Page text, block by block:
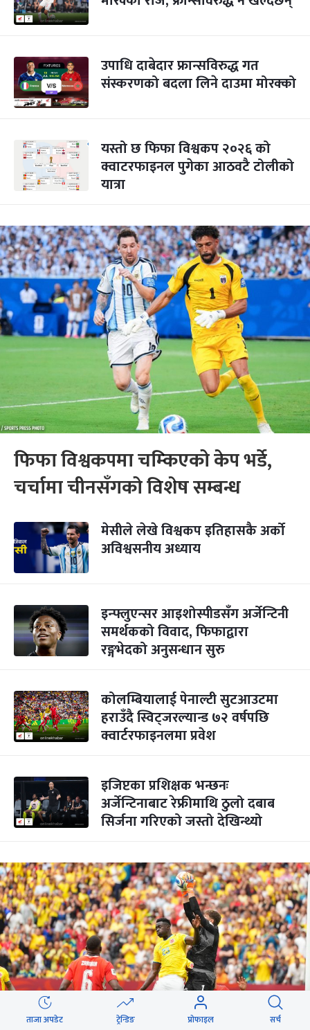
उपाधि दाबेदार फ्रान्सविरुद्ध गत
संस्करणको बदला लिने दाउमा मोरक्को
यस्तो छ फिफा विश्वकप २०२६ को
क्वाटरफाइनल पुगेका आठवटै टोलीको
यात्रा
फिफा विश्वकपमा चम्किएको केप भर्डे,
चर्चामा चीनसँगको विशेष सम्बन्ध
मेसीले लेखे विश्वकप इतिहासकै अर्को
अविश्वसनीय अध्याय
इन्फ्लुएन्सर आइशोस्पीडसँग अर्जेन्टिनी
समर्थकको विवाद, फिफाद्वारा
रङ्गभेदको अनुसन्धान सुरु
कोलम्बियालाई पेनाल्टी सुटआउटमा
हराउँदै स्विट्जरल्यान्ड ७२ वर्षपछि
क्वार्टरफाइनलमा प्रवेश
इजिप्टका प्रशिक्षक भन्छनः
अर्जेन्टिनाबाट रेफ्रीमाथि ठुलो दबाब
सिर्जना गरिएको जस्तो देखिन्थ्यो
ताजा अपडेट ट्रेन्डिङ प्रोफाइल सर्च